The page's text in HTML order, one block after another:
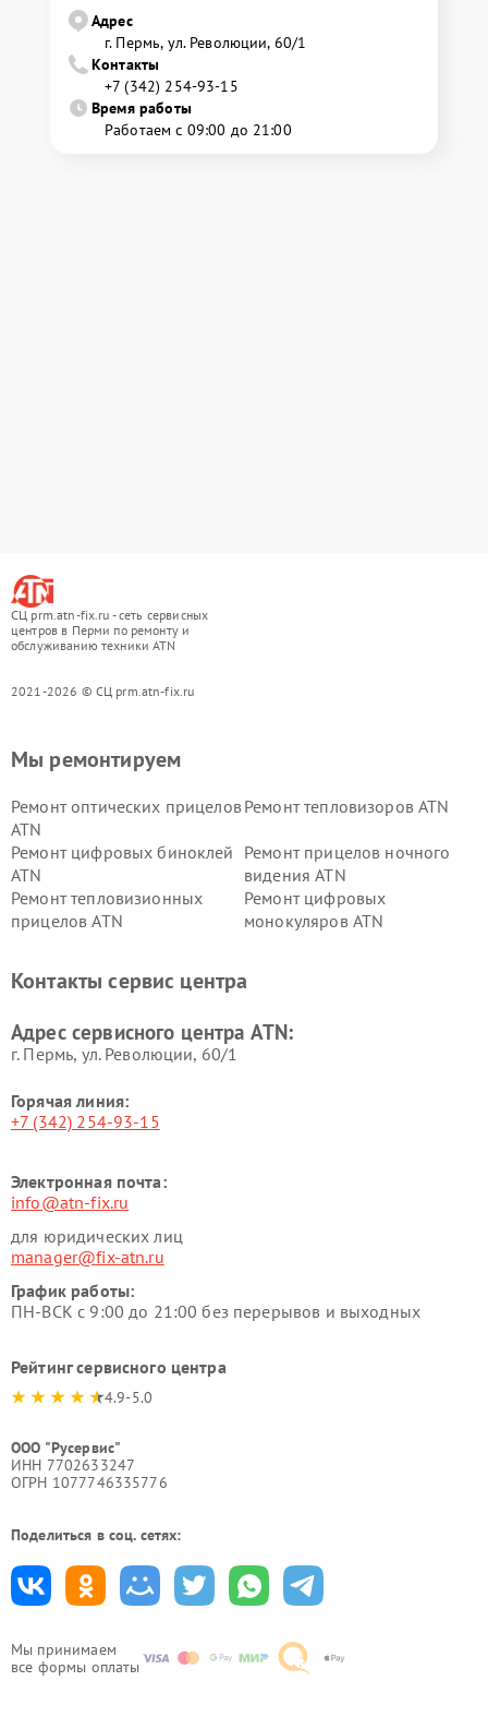
Адрес
г. Пермь, ул. ​Революции, 60/1
Контакты
+7 (342) 254-93-15
Время работы
Работаем с 09:00 до 21:00
СЦ prm.atn-fix.ru - сеть сервисных
центров в Перми по ремонту и
обслуживанию техники ATN
2021-2026 © СЦ prm.atn-fix.ru
Мы принимаем
все формы оплаты
Мы ремонтируем
Ремонт оптических прицелов
ATN
Ремонт тепловизоров ATN
Ремонт цифровых биноклей
ATN
Ремонт прицелов ночного
видения ATN
Ремонт тепловизионных
прицелов ATN
Ремонт цифровых
монокуляров ATN
Контакты сервис центра
Адрес сервисного центра ATN:
г. Пермь, ул. ​Революции, 60/1
Горячая линия:
+7 (342) 254-93-15
Электронная почта:
info@atn-fix.ru
для юридических лиц
manager@fix-atn.ru
График работы:
ПН-ВСК с 9:00 до 21:00 без перерывов и выходных
Рейтинг сервисного центра
4.9-5.0
ООО "Русервис"
ИНН 7702633247
ОГРН 1077746335776
Поделиться в соц. сетях: